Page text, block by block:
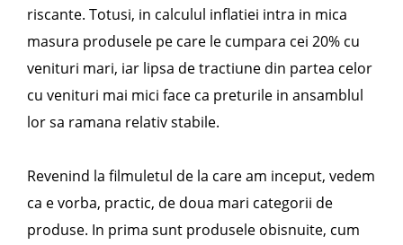
riscante. Totusi, in calculul inflatiei intra in mica
masura produsele pe care le cumpara cei 20% cu
venituri mari, iar lipsa de tractiune din partea celor
cu venituri mai mici face ca preturile in ansamblul
lor sa ramana relativ stabile.
Revenind la filmuletul de la care am inceput, vedem
ca e vorba, practic, de doua mari categorii de
produse. In prima sunt produsele obisnuite, cum